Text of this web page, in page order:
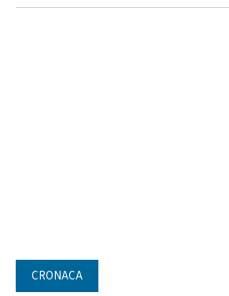
CRONACA